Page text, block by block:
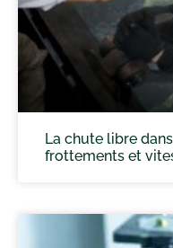
La chute libre
frottements et